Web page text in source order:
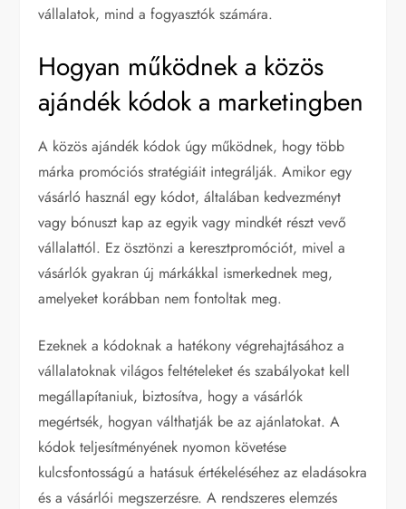
vállalatok, mind a fogyasztók számára.
Hogyan működnek a közös
ajándék kódok a marketingben
A közös ajándék kódok úgy működnek, hogy több
márka promóciós stratégiáit integrálják. Amikor egy
vásárló használ egy kódot, általában kedvezményt
vagy bónuszt kap az egyik vagy mindkét részt vevő
vállalattól. Ez ösztönzi a keresztpromóciót, mivel a
vásárlók gyakran új márkákkal ismerkednek meg,
amelyeket korábban nem fontoltak meg.
Ezeknek a kódoknak a hatékony végrehajtásához a
vállalatoknak világos feltételeket és szabályokat kell
megállapítaniuk, biztosítva, hogy a vásárlók
megértsék, hogyan válthatják be az ajánlatokat. A
kódok teljesítményének nyomon követése
kulcsfontosságú a hatásuk értékeléséhez az eladásokra
és a vásárlói megszerzésre. A rendszeres elemzés